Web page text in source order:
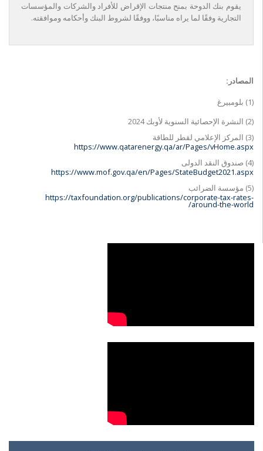
يقوم بنك الدوحة بمنح منتجات الإقراض للأفراد والشركات والمؤسسات
التجارية وفقًا لما يراه مناسبًا، ووفقًا لشروط البنك وأحكامه وموافقته.
المصادر:
(1) بلومبيرغ
(2) النشرة الإحصائية السنوية لأوبك 2024
(3) المركز الإعلامي لقطر للطاقة
https://www.qatarenergy.qa/ar/Pages/vHome.aspx
(4) صندوق النقد الدولى
https://www.mof.gov.qa/en/Pages/StateBudget2021.aspx
(5) مؤسسة الضرائب
https://taxfoundation.org/publications/corporate-tax-rates-
around-the-world/